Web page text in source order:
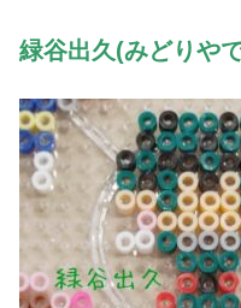
緑谷出久(みどりや